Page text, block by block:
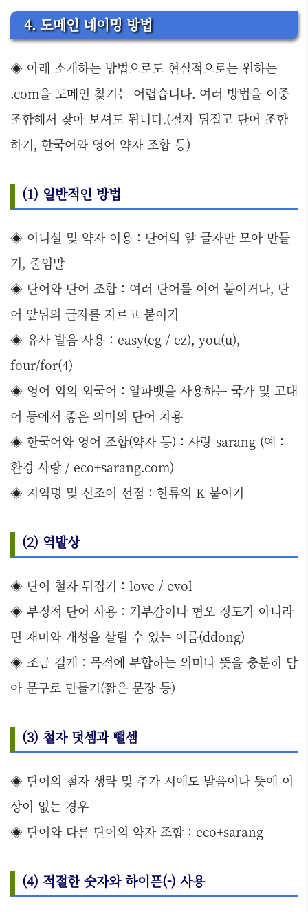
4. 도메인 네이밍 방법
◈ 아래 소개하는 방법으로도 현실적으로는 원하는
.com을 도메인 찾기는 어렵습니다. 여러 방법을 이중
조합해서 찾아 보셔도 됩니다.(철자 뒤집고 단어 조합
하기, 한국어와 영어 약자 조합 등)
(1) 일반적인 방법
◈ 이니셜 및 약자 이용 : 단어의 앞 글자만 모아 만들
기, 줄임말
◈ 단어와 단어 조합 : 여러 단어를 이어 붙이거나, 단
어 앞뒤의 글자를 자르고 붙이기
◈ 유사 발음 사용 : easy(eg / ez), you(u),
four/for(4)
◈ 영어 외의 외국어 : 알파벳을 사용하는 국가 및 고대
어 등에서 좋은 의미의 단어 차용
◈ 한국어와 영어 조합(약자 등) : 사랑 sarang (예 :
환경 사랑 / eco+sarang.com)
◈ 지역명 및 신조어 선점 : 한류의 K 붙이기
(2) 역발상
◈ 단어 철자 뒤집기 : love / evol
◈ 부정적 단어 사용 : 거부감이나 혐오 정도가 아니라
면 재미와 개성을 살릴 수 있는 이름(ddong)
◈ 조금 길게 : 목적에 부합하는 의미나 뜻을 충분히 담
아 문구로 만들기(짧은 문장 등)
(3) 철자 덧셈과 뺄셈
◈ 단어의 철자 생략 및 추가 시에도 발음이나 뜻에 이
상이 없는 경우
◈ 단어와 다른 단어의 약자 조합 : eco+sarang
(4) 적절한 숫자와 하이픈(-) 사용